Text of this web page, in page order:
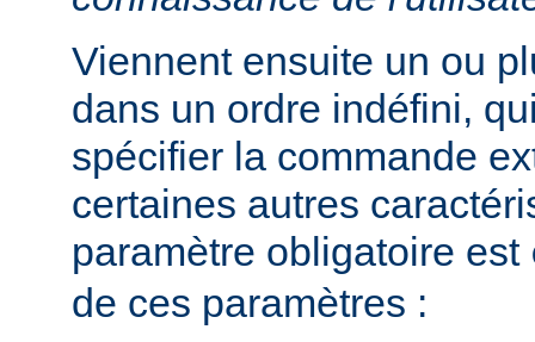
Viennent ensuite un ou
dans un ordre indéfini,
spécifier la commande
certaines autres
paramètre obligatoire est
de ces paramètres :